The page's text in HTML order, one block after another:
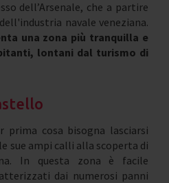
dell’Arsenale, che a partire
navale veneziana.
una zona più tranquilla e
lontani dal turismo di
prima cosa bisogna lasciarsi
sue ampi calli alla scoperta di
In questa zona è facile
dai numerosi panni